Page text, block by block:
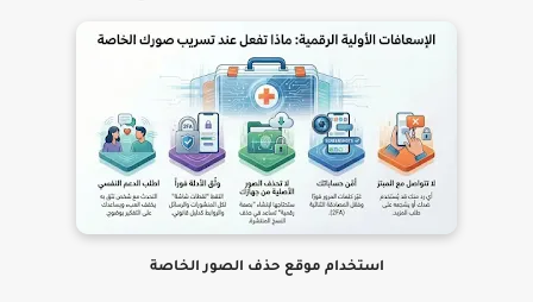
استخدام موقع حذف الصور الخاصة